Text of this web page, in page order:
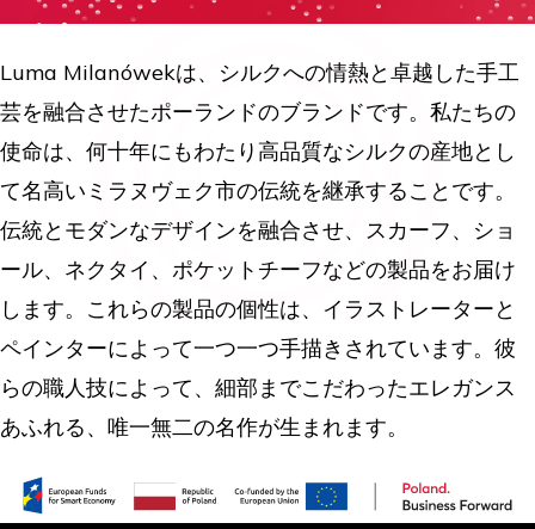
Luma Milanówekは、シルクへの情熱と卓越した手工
芸を融合させたポーランドのブランドです。私たちの
使命は、何十年にもわたり高品質なシルクの産地とし
て名高いミラヌヴェク市の伝統を継承することです。
伝統とモダンなデザインを融合させ、スカーフ、ショ
ール、ネクタイ、ポケットチーフなどの製品をお届け
します。これらの製品の個性は、イラストレーターと
ペインターによって一つ一つ手描きされています。彼
らの職人技によって、細部までこだわったエレガンス
あふれる、唯一無二の名作が生まれます。